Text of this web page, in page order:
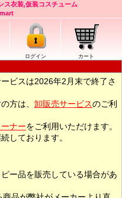
ス衣装,仮装コスチューム
ログイン カート
ビスは2026年2月末で終了さ
方は、 卸販売サービスのご利
ナーをご利用いただけます。
しております。
ー品を販売している場合があ